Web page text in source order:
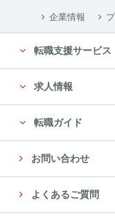
企業情報
転職支援サービス
求人情報
転職ガイド
お問い合わせ
よくあるご質問